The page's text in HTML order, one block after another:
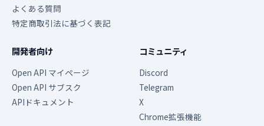
よくある質問
特定商取引法に基づく表記
開発者向け
Open API マイページ
Open API サブスク
APIドキュメント
コミュニティ
Discord
Telegram
X
Chrome拡張機能